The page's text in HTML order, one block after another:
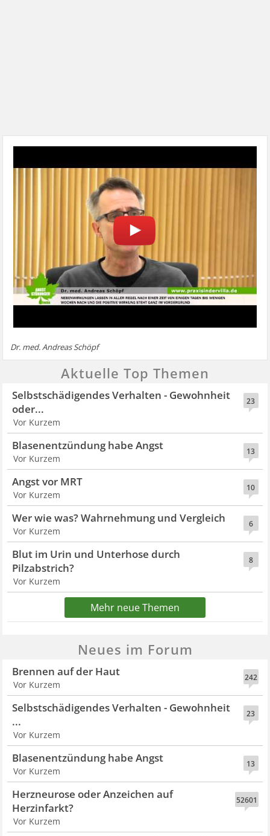
Dr. med. Andreas Schöpf
Aktuelle Top Themen
23
Selbstschädigendes Verhalten - Gewohnheit
oder...
Vor Kurzem
13
Blasenentzündung habe Angst
Vor Kurzem
10
Angst vor MRT
Vor Kurzem
6
Wer wie was? Wahrnehmung und Vergleich
Vor Kurzem
8
Blut im Urin und Unterhose durch
Pilzabstrich?
Vor Kurzem
Mehr neue Themen
Neues im Forum
242
Brennen auf der Haut
Vor Kurzem
23
Selbstschädigendes Verhalten - Gewohnheit
...
Vor Kurzem
13
Blasenentzündung habe Angst
Vor Kurzem
52601
Herzneurose oder Anzeichen auf
Herzinfarkt?
Vor Kurzem